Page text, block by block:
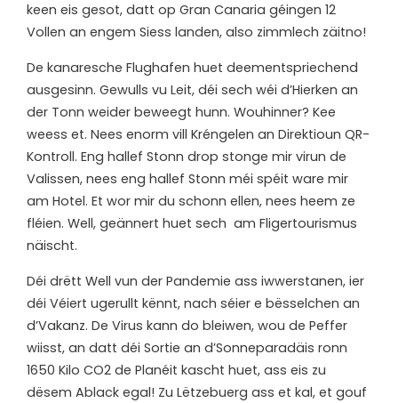
keen eis gesot, datt op Gran Canaria géingen 12
Vollen an engem Siess landen, also zimmlech zäitno!
De kanaresche Flughafen huet deementspriechend
ausgesinn. Gewulls vu Leit, déi sech wéi d’Hierken an
der Tonn weider beweegt hunn. Wouhinner? Kee
weess et. Nees enorm vill Kréngelen an Direktioun QR-
Kontroll. Eng hallef Stonn drop stonge mir virun de
Valissen, nees eng hallef Stonn méi spéit ware mir
am Hotel. Et wor mir du schonn ellen, nees heem ze
fléien. Well, geännert huet sech am Fligertourismus
näischt.
Déi drëtt Well vun der Pandemie ass iwwerstanen, ier
déi Véiert ugerullt kënnt, nach séier e bësselchen an
d’Vakanz. De Virus kann do bleiwen, wou de Peffer
wiisst, an datt déi Sortie an d’Sonneparadäis ronn
1650 Kilo CO2 de Planéit kascht huet, ass eis zu
dësem Ablack egal! Zu Lëtzebuerg ass et kal, et gouf